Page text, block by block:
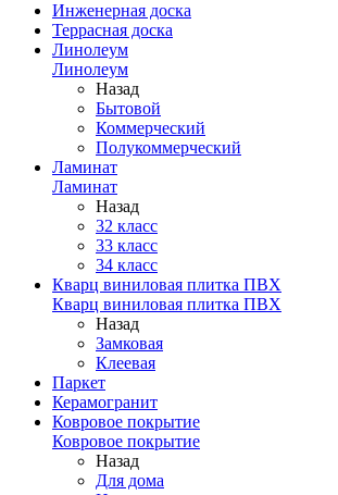
Инженерная доска
Террасная доска
Линолеум
Линолеум
Назад
Бытовой
Коммерческий
Полукоммерческий
Ламинат
Ламинат
Назад
32 класс
33 класс
34 класс
Кварц виниловая плитка ПВХ
Кварц виниловая плитка ПВХ
Назад
Замковая
Клеевая
Паркет
Керамогранит
Ковровое покрытие
Ковровое покрытие
Назад
Для дома